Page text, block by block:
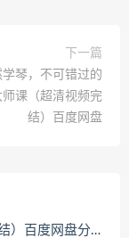
下一篇
琴，不可错过的
课（超清视频完
结）百度网盘
百度网盘分享